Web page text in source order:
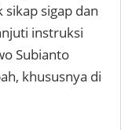
sikap sigap dan
instruksi
Subianto
khususnya di